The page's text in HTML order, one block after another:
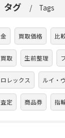
タグ Tags
金 買取価格 比
買取 生前整理
ロレックス ルイ・
査定 商品券 指